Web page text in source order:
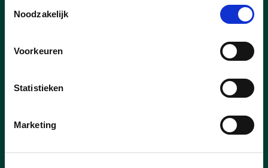
Noodzakelijk
Voorkeuren
Statistieken
Marketing
Zomerfeest SvW 2026